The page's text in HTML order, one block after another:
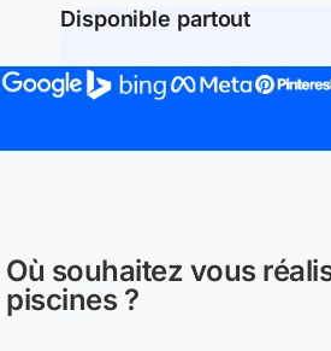
Disponible partout
Où souhaitez vous
piscines ?